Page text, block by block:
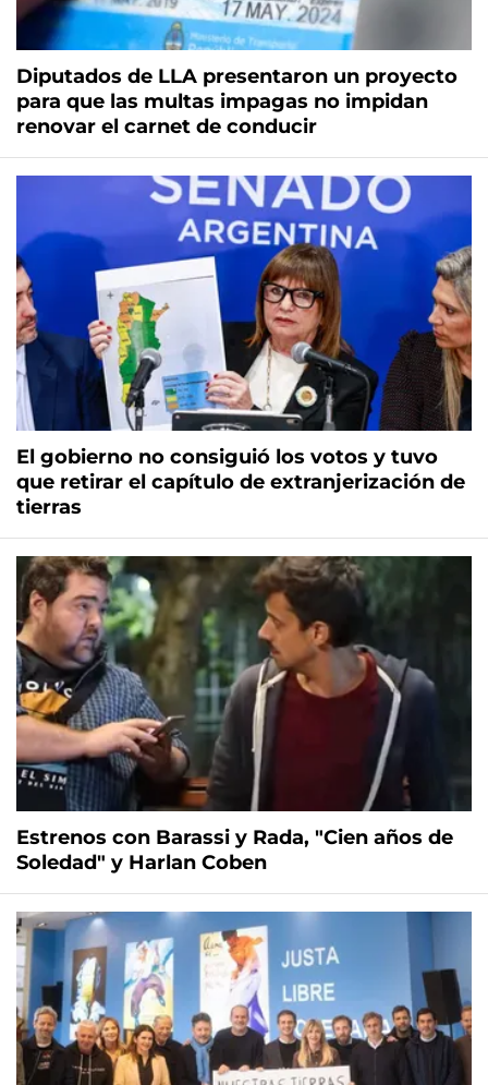
Diputados de LLA presentaron un proyecto
para que las multas impagas no impidan
renovar el carnet de conducir
El gobierno no consiguió los votos y tuvo
que retirar el capítulo de extranjerización de
tierras
Estrenos con Barassi y Rada, "Cien años de
Soledad" y Harlan Coben